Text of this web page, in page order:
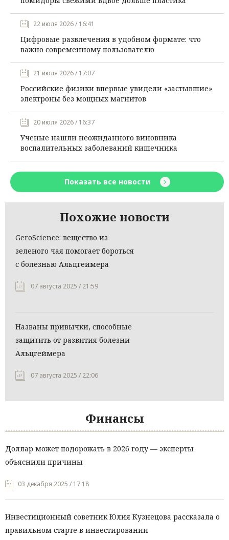
22 июля 2026 / 16:41
Цифровые развлечения в удобном формате: что
важно современному пользователю
21 июля 2026 / 17:07
Российские физики впервые увидели «застывшие»
электроны без мощных магнитов
20 июля 2026 / 16:37
Ученые нашли неожиданного виновника
воспалительных заболеваний кишечника
Показать все новости
Похожие новости
GeroScience: вещество из
зеленого чая помогает бороться
с болезнью Альцгеймера
07 августа 2025 / 21:59
Названы привычки, способные
защитить от развития болезни
Альцгеймера
07 августа 2025 / 22:06
Финансы
Доллар может подорожать в 2026 году — эксперты
объяснили причины
03 декабря 2025 / 17:18
Инвестиционный советник Юлия Кузнецова рассказала о
правильном старте в инвестировании